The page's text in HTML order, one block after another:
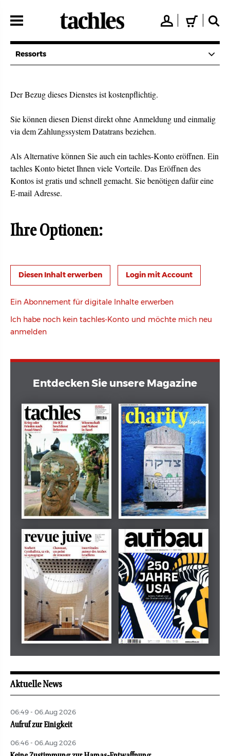
zum
👤 🛒 🔍
Ressorts
Der Bezug dieses Dienstes ist kostenpflichtig.
Sie können diesen Dienst direkt ohne Anmeldung und einmalig
via dem Zahlungssystem Datatrans beziehen.
Als Alternative können Sie auch ein tachles-Konto eröffnen. Ein
tachles Konto bietet Ihnen viele Vorteile. Das Eröffnen des
Kontos ist gratis und schnell gemacht. Sie benötigen dafür eine
E-mail Adresse.
Ihre Optionen:
Login mit Account
Ein Abonnement für digitale Inhalte erwerben
Ich habe noch kein tachles-Konto und möchte mich neu
anmelden
Entdecken Sie unsere Magazine
Dezember 2024
tachles
März 2026
Beilage
revue juive aufbau
Aktuelle News
06:49 - 06.Aug 2026
Aufruf zur Einigkeit
06:46 - 06.Aug 2026